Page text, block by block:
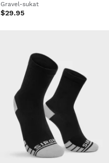
Gravel-sukat
$29.95